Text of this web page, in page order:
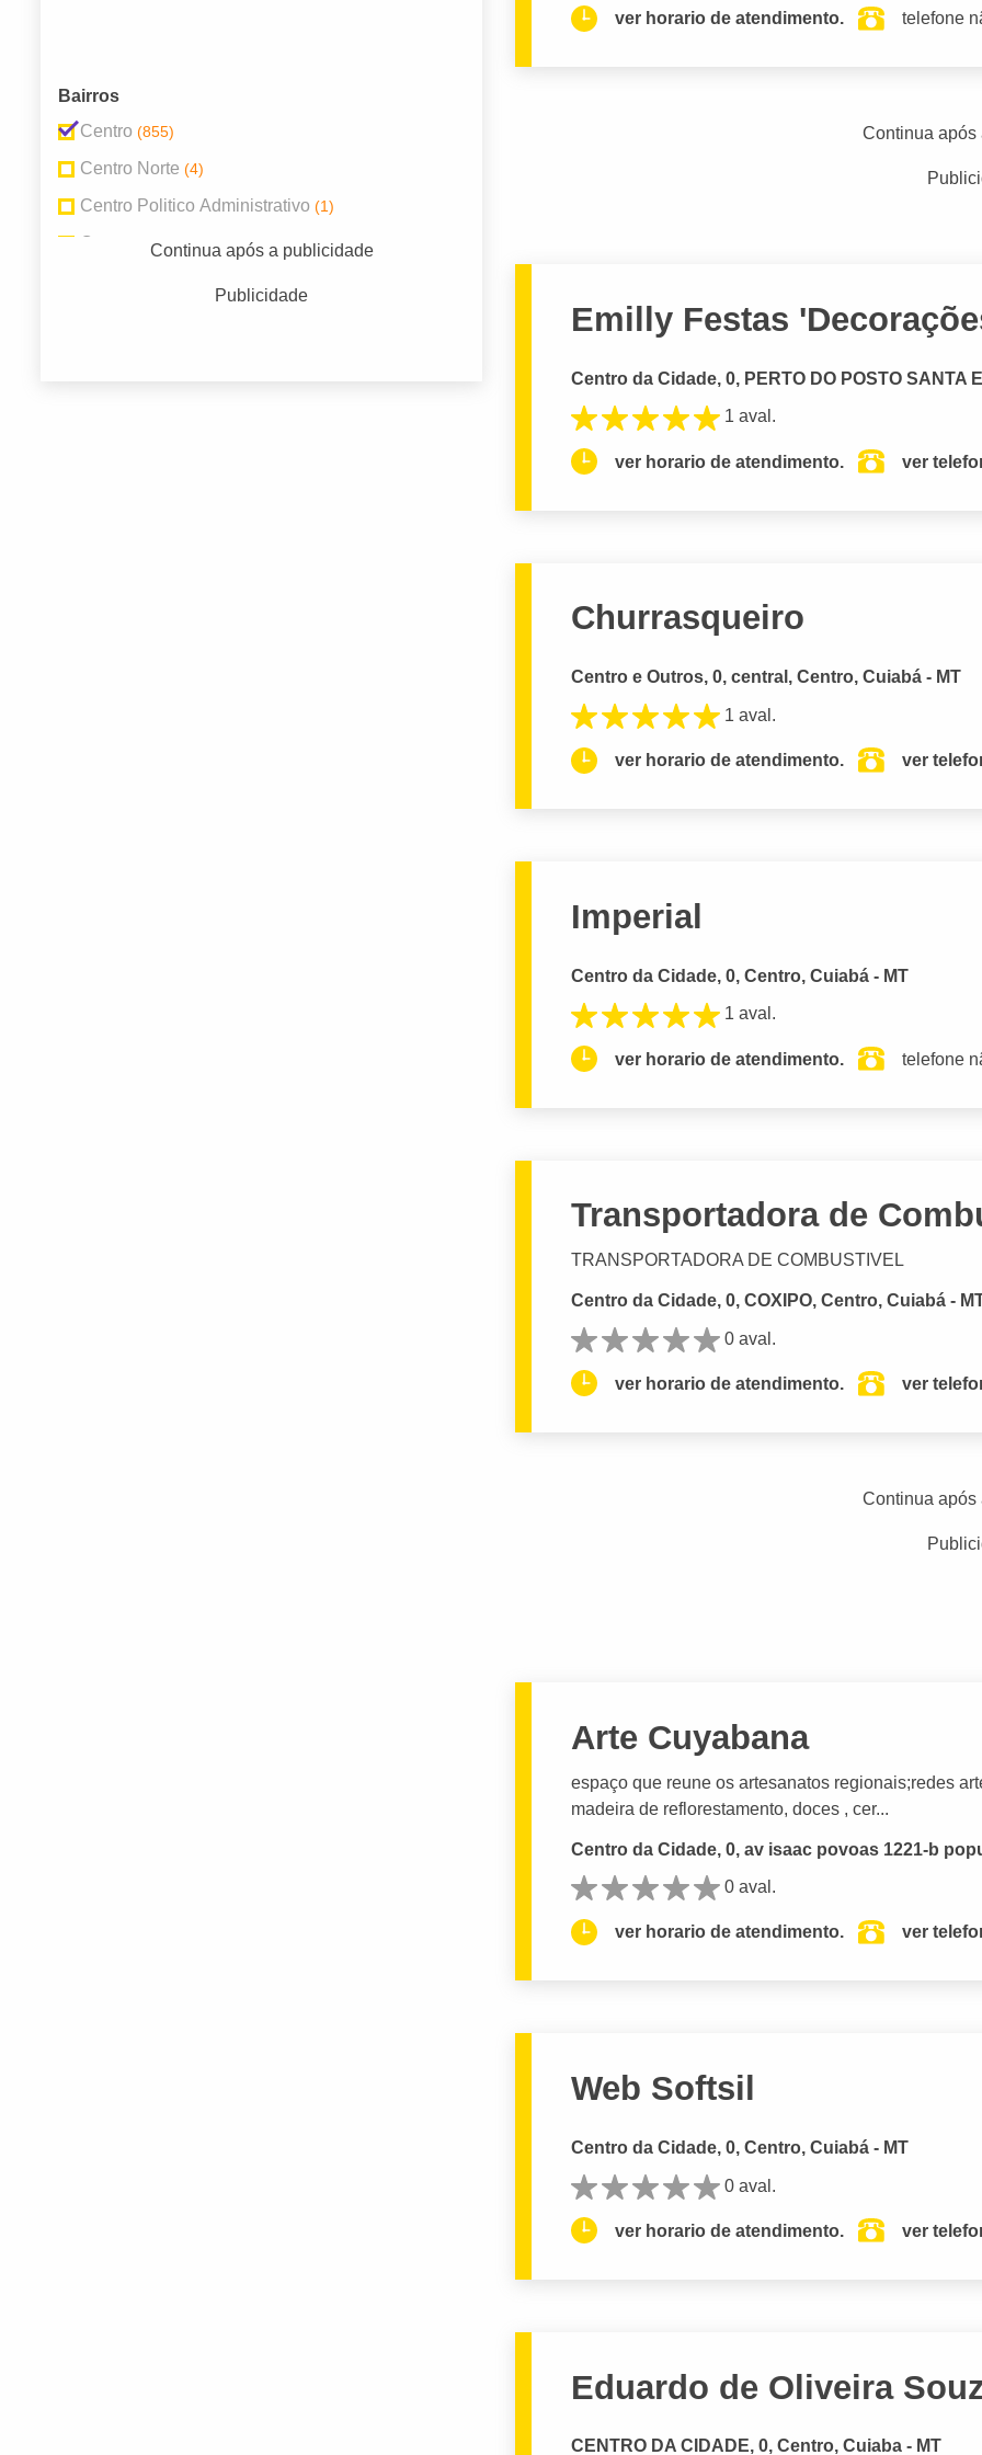
Bairros
Centro (855)
Centro Norte (4)
Centro Politico Administrativo (1)
Cpa Continua após a publicidade
Publicidade
ver horario de atendimento. telefone
Continua após
Emilly Festas
Centro da Cidade, 0, PERTO DO POSTO SANTA
1 aval.
ver horario de atendimento. ver
Churrasqueiro
Centro e Outros, 0, central, Centro, Cuiabá - MT
1 aval.
ver horario de atendimento. ver
Imperial
Centro da Cidade, 0, Centro, Cuiabá - MT
1 aval.
ver horario de atendimento. telefone
Transportadora de
TRANSPORTADORA DE COMBUSTIVEL
Centro da Cidade, 0, COXIPO, Centro, Cuiabá -
0 aval.
ver horario de atendimento. ver
Continua após
Arte Cuyabana
espaço que reune os artesanatos regionais;redes
madeira de reflorestamento, doces , cer...
Centro da Cidade, 0, av isaac povoas 1221-b
0 aval.
ver horario de atendimento. ver
Web Softsil
Centro da Cidade, 0, Centro, Cuiabá - MT
0 aval.
ver horario de atendimento. ver
Eduardo de Oliveira
CENTRO DA CIDADE, 0, Centro, Cuiaba - MT